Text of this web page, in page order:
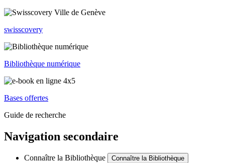
swisscovery
Bibliothèque numérique
Bases offertes
Guide de recherche
Navigation secondaire
Connaître la Bibliothèque Connaître la Bibliothèque